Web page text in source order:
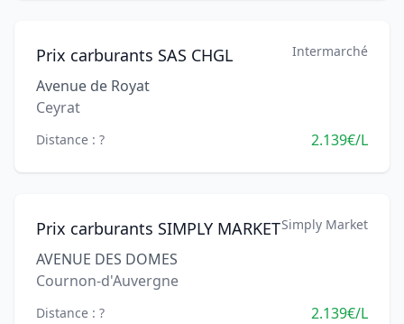
Prix carburants SAS CHGL Intermarché
Avenue de Royat
Ceyrat
Distance : ? 2.139€/L
Prix carburants SIMPLY MARKETSimply Market
AVENUE DES DOMES
Cournon-d'Auvergne
Distance : ? 2.139€/L